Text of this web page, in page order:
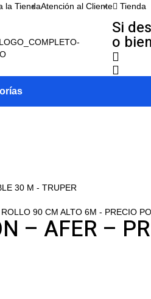
la TiendaAtención al Cliente Tienda
Si
o
30 M - TRUPER
90 CM ALTO 6M - PRECIO
– AFER –